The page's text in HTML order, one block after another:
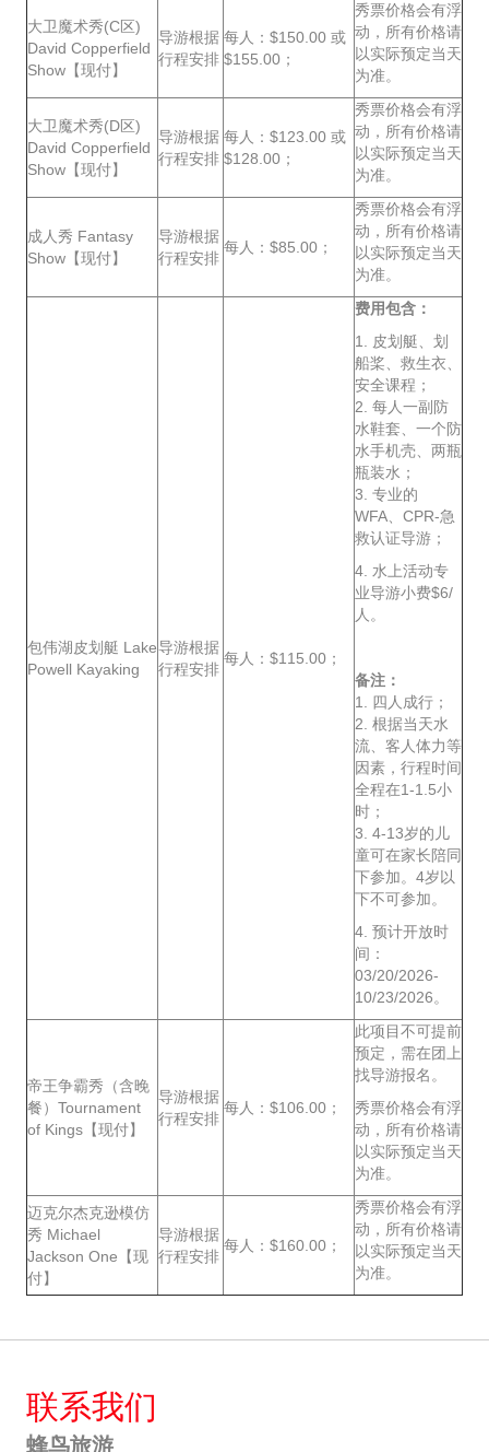
大卫魔术秀(C区)
David Copperfield
Show【现付】
导游根据
行程安排
每人：$150.00 或
$155.00；
秀票价格会有浮
动，所有价格请
以实际预定当天
为准。
大卫魔术秀(D区)
David Copperfield
Show【现付】
导游根据
行程安排
每人：$123.00 或
$128.00；
秀票价格会有浮
动，所有价格请
以实际预定当天
为准。
成人秀 Fantasy
Show【现付】
导游根据
行程安排
每人：$85.00；
秀票价格会有浮
动，所有价格请
以实际预定当天
为准。
包伟湖皮划艇 Lake
Powell Kayaking
导游根据
行程安排
每人：$115.00；
费用包含：
1. 皮划艇、划
船桨、救生衣、
安全课程；
2. 每人一副防
水鞋套、一个防
水手机壳、两瓶
瓶装水；
3. 专业的
WFA、CPR-急
救认证导游；
4. 水上活动专
业导游小费$6/
人。
备注：
1. 四人成行；
2. 根据当天水
流、客人体力等
因素，行程时间
全程在1-1.5小
时；
3. 4-13岁的儿
童可在家长陪同
下参加。4岁以
下不可参加。
4. 预计开放时
间：
03/20/2026-
10/23/2026。
帝王争霸秀（含晚
餐）Tournament
of Kings【现付】
导游根据
行程安排
每人：$106.00；
此项目不可提前
预定，需在团上
找导游报名。
秀票价格会有浮
动，所有价格请
以实际预定当天
为准。
迈克尔杰克逊模仿
秀 Michael
Jackson One【现
付】
导游根据
行程安排
每人：$160.00；
秀票价格会有浮
动，所有价格请
以实际预定当天
为准。
联系我们
蜂鸟旅游